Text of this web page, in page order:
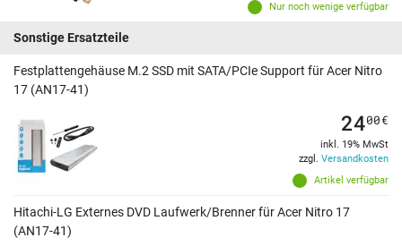
Nur noch wenige verfügbar
Sonstige Ersatzteile
Festplattengehäuse M.2 SSD mit SATA/PCIe Support für Acer Nitro
17 (AN17-41)
Artikel verfügbar
2400€
inkl. 19% MwSt
zzgl. Versandkosten
Hitachi-LG Externes DVD Laufwerk/Brenner für Acer Nitro 17
(AN17-41)